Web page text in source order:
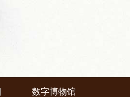
数字博物馆